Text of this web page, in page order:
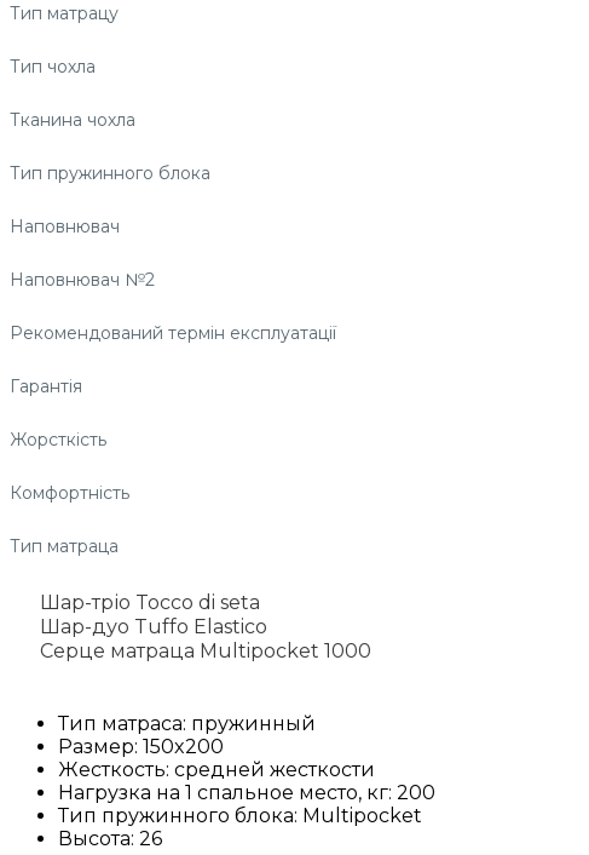
Тип матрацу
Тип чохла
Тканина чохла
Тип пружинного блока
Наповнювач
Наповнювач №2
Рекомендований термін експлуатації
Гарантія
Жорсткість
Комфортність
Тип матраца
Шар-тріо Tocco di seta
Шар-дуо Tuffo Elastico
Серце матраца Multipocket 1000
Тип матраса: пружинный
Размер: 150x200
Жесткость: средней жесткости
Нагрузка на 1 спальное место, кг: 200
Тип пружинного блока: Multipocket
Высота: 26